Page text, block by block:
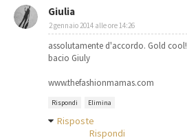
Giulia
2 gennaio 2014 alle ore 14:26
assolutamente d'accordo. Gold cool!
bacio Giuly
www.thefashionmamas.com
Rispondi Elimina
Risposte
Rispondi